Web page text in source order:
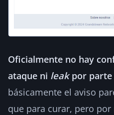
Oficialmente no hay
ataque ni leakpor parte
básicamente el aviso
que para curar, pero